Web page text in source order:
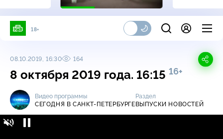
18+
08.10.2019, 16:30 164
8 октября 2019 года. 16:15 16+
Видео программы
СЕГОДНЯ В САНКТ-ПЕТЕРБУРГЕ
Раздел
ВЫПУСКИ НОВОСТЕЙ